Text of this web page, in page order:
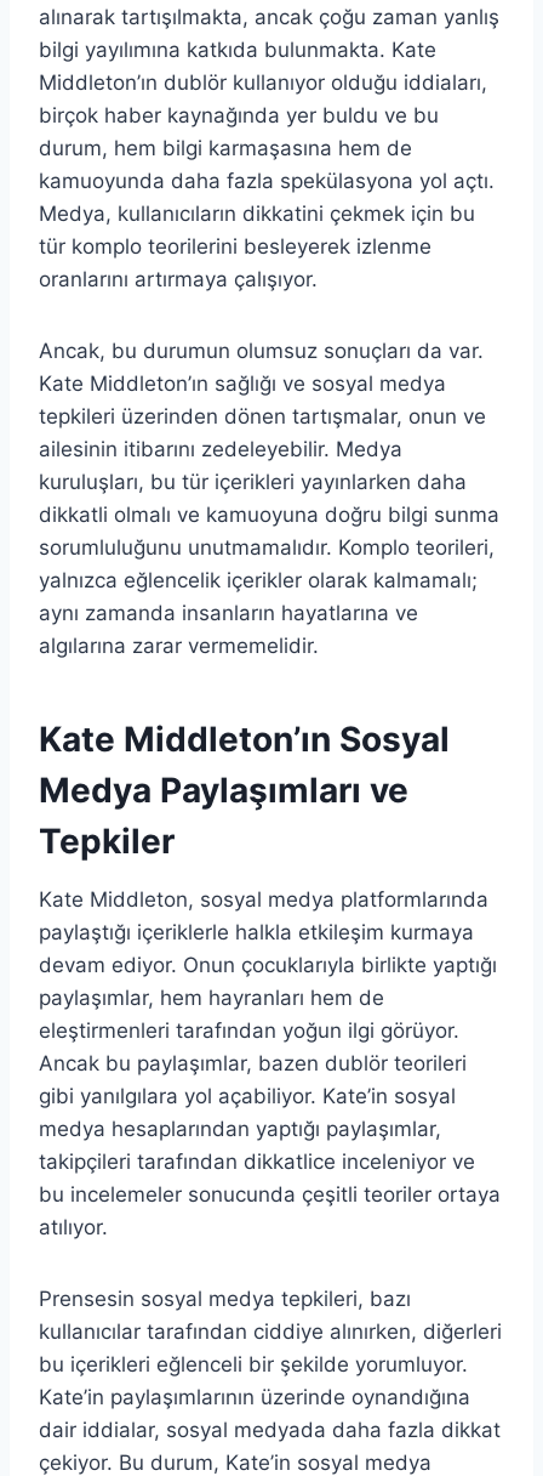
alınarak tartışılmakta, ancak çoğu zaman yanlış
bilgi yayılımına katkıda bulunmakta. Kate
Middleton’ın dublör kullanıyor olduğu iddiaları,
birçok haber kaynağında yer buldu ve bu
durum, hem bilgi karmaşasına hem de
kamuoyunda daha fazla spekülasyona yol açtı.
Medya, kullanıcıların dikkatini çekmek için bu
tür komplo teorilerini besleyerek izlenme
oranlarını artırmaya çalışıyor.
Ancak, bu durumun olumsuz sonuçları da var.
Kate Middleton’ın sağlığı ve sosyal medya
tepkileri üzerinden dönen tartışmalar, onun ve
ailesinin itibarını zedeleyebilir. Medya
kuruluşları, bu tür içerikleri yayınlarken daha
dikkatli olmalı ve kamuoyuna doğru bilgi sunma
sorumluluğunu unutmamalıdır. Komplo teorileri,
yalnızca eğlencelik içerikler olarak kalmamalı;
aynı zamanda insanların hayatlarına ve
algılarına zarar vermemelidir.
Kate Middleton’ın Sosyal
Medya Paylaşımları ve
Tepkiler
Kate Middleton, sosyal medya platformlarında
paylaştığı içeriklerle halkla etkileşim kurmaya
devam ediyor. Onun çocuklarıyla birlikte yaptığı
paylaşımlar, hem hayranları hem de
eleştirmenleri tarafından yoğun ilgi görüyor.
Ancak bu paylaşımlar, bazen dublör teorileri
gibi yanılgılara yol açabiliyor. Kate’in sosyal
medya hesaplarından yaptığı paylaşımlar,
takipçileri tarafından dikkatlice inceleniyor ve
bu incelemeler sonucunda çeşitli teoriler ortaya
atılıyor.
Prensesin sosyal medya tepkileri, bazı
kullanıcılar tarafından ciddiye alınırken, diğerleri
bu içerikleri eğlenceli bir şekilde yorumluyor.
Kate’in paylaşımlarının üzerinde oynandığına
dair iddialar, sosyal medyada daha fazla dikkat
çekiyor. Bu durum, Kate’in sosyal medya